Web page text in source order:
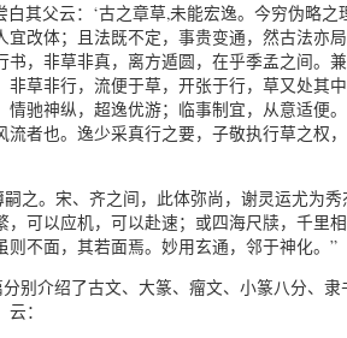
其父云：‘古之章草,未能宏逸。今穷伪略之
宜改体；且法既不定，事贵变通，然古法亦
书，非草非真，离方遁圆，在乎季孟之间。
非草非行，流便于草，开张于行，草又处其
情驰神纵，超逸优游；临事制宜，从意适便
流者也。逸少采真行之要，子敬执行草之权
之。宋、齐之间，此体弥尚，谢灵运尤为
，可以应机，可以赴速；或四海尺牍，千里
则不面，其若面焉。妙用玄通，邻于神化。”
别介绍了古文、大篆、瘤文、小篆八分、隶
：